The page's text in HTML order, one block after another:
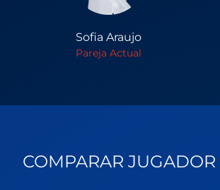
Sofia Araujo
Pareja Actual
COMPARAR JUGADOR